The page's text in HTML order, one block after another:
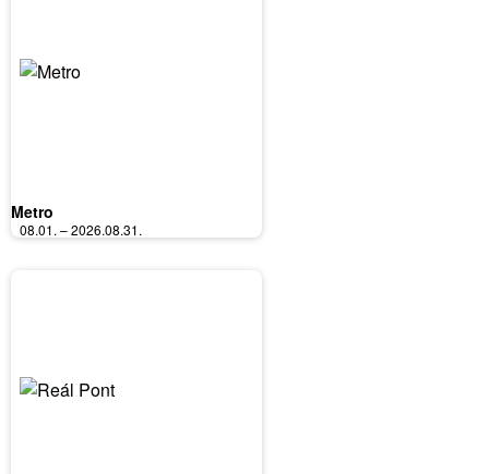
Metro
08.01. – 2026.08.31.